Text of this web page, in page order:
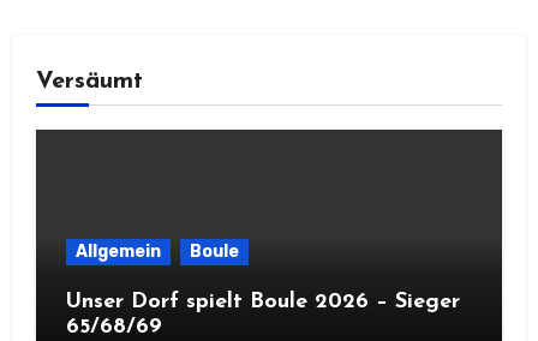
Versäumt
Allgemein Boule
Unser Dorf spielt Boule 2026 – Sieger
65/68/69